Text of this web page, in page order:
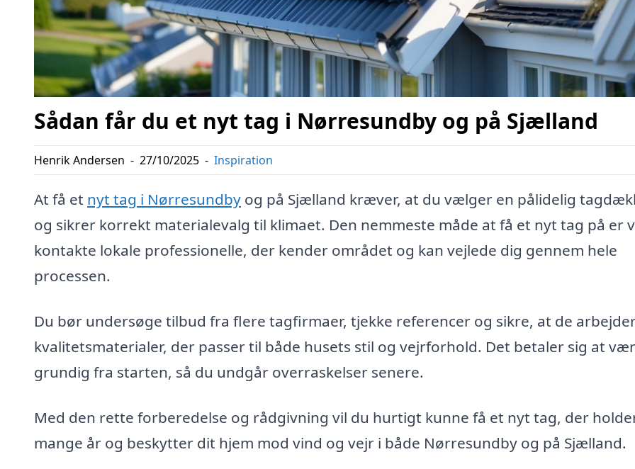
Sådan får du et nyt tag i Nørresundby og på Sjælland
Henrik Andersen - 27/10/2025 - Inspiration
At få et nyt tag i Nørresundby og på Sjælland kræver, at du vælger en pålidelig
og sikrer korrekt materialevalg til klimaet. Den nemmeste måde at få et nyt tag på er
kontakte lokale professionelle, der kender området og kan vejlede dig gennem hele
processen.
Du bør undersøge tilbud fra flere tagfirmaer, tjekke referencer og sikre, at de
kvalitetsmaterialer, der passer til både husets stil og vejrforhold. Det betaler sig at
grundig fra starten, så du undgår overraskelser senere.
Med den rette forberedelse og rådgivning vil du hurtigt kunne få et nyt tag, der
mange år og beskytter dit hjem mod vind og vejr i både Nørresundby og på Sjælland.